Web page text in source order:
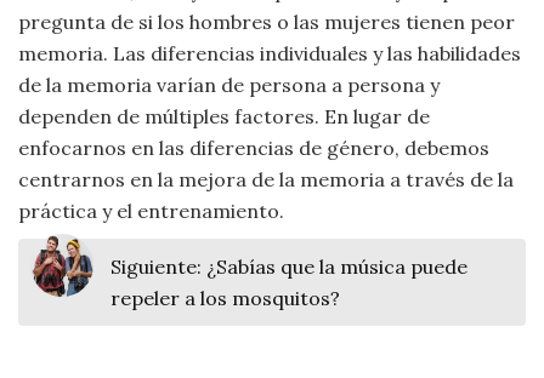
pregunta de si los hombres o las mujeres tienen peor
memoria. Las diferencias individuales y las habilidades
de la memoria varían de persona a persona y
dependen de múltiples factores. En lugar de
enfocarnos en las diferencias de género, debemos
centrarnos en la mejora de la memoria a través de la
práctica y el entrenamiento.
Siguiente: ¿Sabías que la música puede
repeler a los mosquitos?